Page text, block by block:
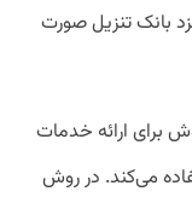
بانک تنزیل صورت
برای ارائه خدمات
می‌کند. در روش